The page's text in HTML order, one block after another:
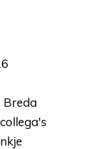
Breda